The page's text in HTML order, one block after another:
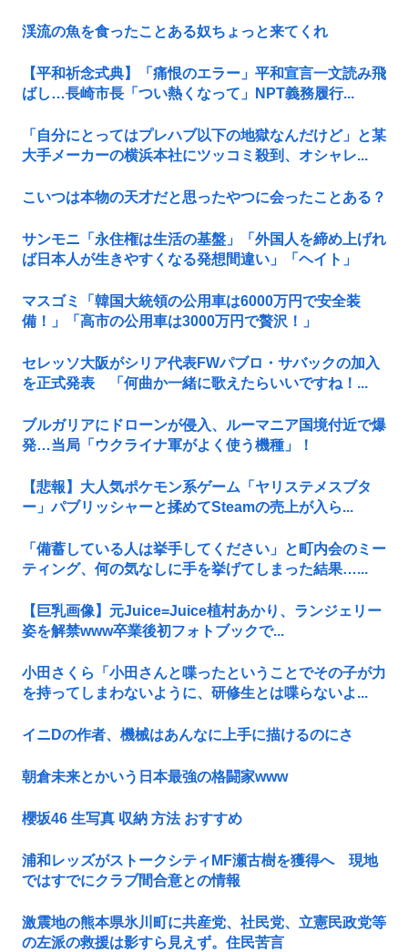
渓流の魚を食ったことある奴ちょっと来てくれ
【平和祈念式典】「痛恨のエラー」平和宣言一文読み飛
ばし…長崎市長「つい熱くなって」NPT義務履行...
「自分にとってはプレハブ以下の地獄なんだけど」と某
大手メーカーの横浜本社にツッコミ殺到、オシャレ...
こいつは本物の天才だと思ったやつに会ったことある？
サンモニ「永住権は生活の基盤」「外国人を締め上げれ
ば日本人が生きやすくなる発想間違い」「ヘイト」
マスゴミ「韓国大統領の公用車は6000万円で安全装
備！」「高市の公用車は3000万円で贅沢！」
セレッソ大阪がシリア代表FWパブロ・サバックの加入
を正式発表 「何曲か一緒に歌えたらいいですね！...
ブルガリアにドローンが侵入、ルーマニア国境付近で爆
発…当局「ウクライナ軍がよく使う機種」！
【悲報】大人気ポケモン系ゲーム「ヤリステメスブタ
ー」パブリッシャーと揉めてSteamの売上が入ら...
「備蓄している人は挙手してください」と町内会のミー
ティング、何の気なしに手を挙げてしまった結果…...
【巨乳画像】元Juice=Juice植村あかり、ランジェリー
姿を解禁www卒業後初フォトブックで...
小田さくら「小田さんと喋ったということでその子が力
を持ってしまわないように、研修生とは喋らないよ...
イニDの作者、機械はあんなに上手に描けるのにさ
朝倉未来とかいう日本最強の格闘家www
櫻坂46 生写真 収納 方法 おすすめ
浦和レッズがストークシティMF瀬古樹を獲得へ 現地
ではすでにクラブ間合意との情報
激震地の熊本県氷川町に共産党、社民党、立憲民政党等
の左派の救援は影すら見えず。住民苦言